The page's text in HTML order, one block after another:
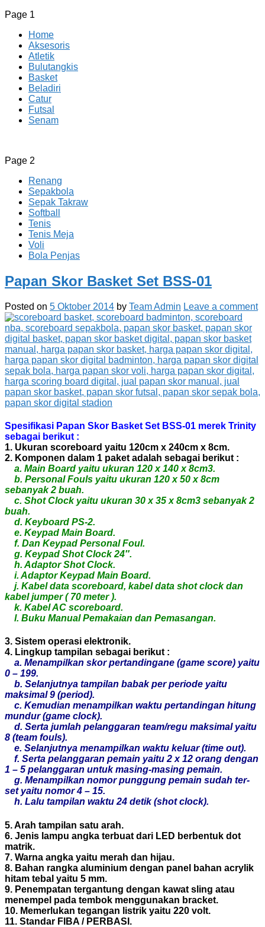
Page 1
Home
Aksesoris
Atletik
Bulutangkis
Basket
Beladiri
Catur
Futsal
Senam
CV JAYA BERSAMA Co Id
Menyediakan Semua Perlengkapan Olahraga Yang
Page 2
Renang
Sepakbola
Sepak Takraw
Softball
Tenis
Tenis Meja
Voli
Bola Penjas
Papan Skor Basket Set BSS-01
Posted on 5 Oktober 2014 by Team Admin Leave a comment
Spesifikasi Papan Skor Basket Set BSS-01 merek Trinity
sebagai berikut :
1. Ukuran scoreboard yaitu 120cm x 240cm x 8cm.
2. Komponen dalam 1 paket adalah sebagai berikut :
a. Main Board yaitu ukuran 120 x 140 x 8cm3.
b. Personal Fouls yaitu ukuran 120 x 50 x 8cm
sebanyak 2 buah.
c. Shot Clock yaitu ukuran 30 x 35 x 8cm3 sebanyak 2
buah.
d. Keyboard PS-2.
e. Keypad Main Board.
f. Dan Keypad Personal Foul.
g. Keypad Shot Clock 24″.
h. Adaptor Shot Clock.
i. Adaptor Keypad Main Board.
j. Kabel data scoreboard, kabel data shot clock dan
kabel jumper ( 70 meter ).
k. Kabel AC scoreboard.
l. Buku Manual Pemakaian dan Pemasangan.
3. Sistem operasi elektronik.
4. Lingkup tampilan sebagai berikut :
a. Menampilkan skor pertandingane (game score) yaitu
0 – 199.
b. Selanjutnya tampilan babak per periode yaitu
maksimal 9 (period).
c. Kemudian menampilkan waktu pertandingan hitung
mundur (game clock).
d. Serta jumlah pelanggaran team/regu maksimal yaitu
8 (team fouls).
e. Selanjutnya menampilkan waktu keluar (time out).
f. Serta pelanggaran pemain yaitu 2 x 12 orang dengan
1 – 5 pelanggaran untuk masing-masing pemain.
g. Menampilkan nomor punggung pemain sudah ter-
set yaitu nomor 4 – 15.
h. Lalu tampilan waktu 24 detik (shot clock).
5. Arah tampilan satu arah.
6. Jenis lampu angka terbuat dari LED berbentuk dot
matrik.
7. Warna angka yaitu merah dan hijau.
8. Bahan rangka aluminium dengan panel bahan acrylik
hitam tebal yaitu 5 mm.
9. Penempatan tergantung dengan kawat sling atau
menempel pada tembok menggunakan bracket.
10. Memerlukan tegangan listrik yaitu 220 volt.
11. Standar FIBA / PERBASI.